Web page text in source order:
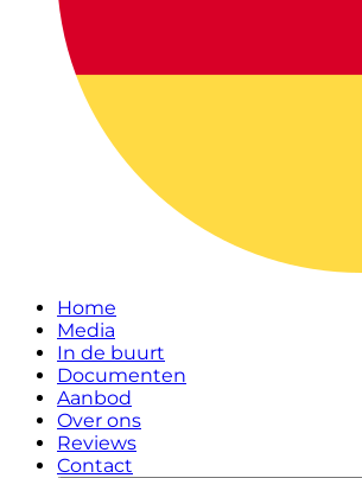
Home
Media
In de buurt
Documenten
Aanbod
Over ons
Reviews
Contact